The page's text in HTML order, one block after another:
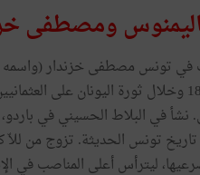
ومصطفى
في تونس مصطفى خزندار
خيوس سنة 1817 وخلال ثورة اليونان
نشأ في البلاط الحسيني في
تونس الحديثة. تزوج من للاّ